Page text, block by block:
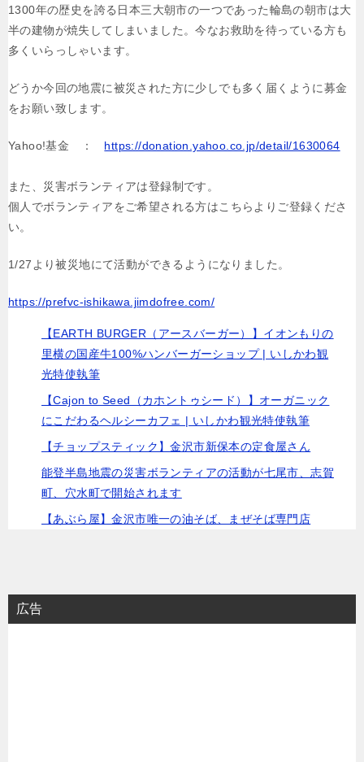
1300年の歴史を誇る日本三大朝市の一つであった輪島の朝市は大
半の建物が焼失してしまいました。今なお救助を待っている方も
多くいらっしゃいます。
どうか今回の地震に被災された方に少しでも多く届くように募金
をお願い致します。
Yahoo!基金 ： https://donation.yahoo.co.jp/detail/1630064
また、災害ボランティアは登録制です。
個人でボランティアをご希望される方はこちらよりご登録くださ
い。
1/27より被災地にて活動ができるようになりました。
https://prefvc-ishikawa.jimdofree.com/
【EARTH BURGER（アースバーガー）】イオンもりの
里横の国産牛100%ハンバーガーショップ | いしかわ観
光特使執筆
【Cajon to Seed（カホントゥシード）】オーガニック
にこだわるヘルシーカフェ | いしかわ観光特使執筆
【チョップスティック】金沢市新保本の定食屋さん
能登半島地震の災害ボランティアの活動が七尾市、志賀
町、穴水町で開始されます
【あぶら屋】金沢市唯一の油そば、まぜそば専門店
広告